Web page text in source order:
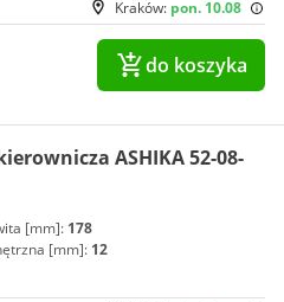
Kraków: pon. 10.08
do koszyka
ASHIKA 52-08-
[mm]: 178
[mm]: 12